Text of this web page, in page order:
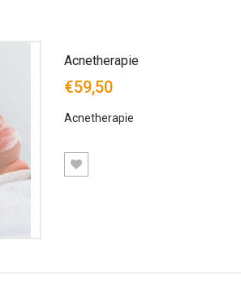
Acnetherapie
€59,50
Acnetherapie